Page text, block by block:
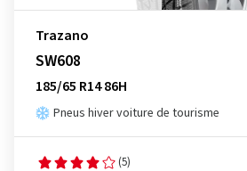
Trazano
SW608
185/65 R14 86H
Pneus hiver voiture de tourisme
(5)